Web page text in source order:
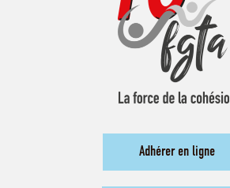
Adhérer en ligne